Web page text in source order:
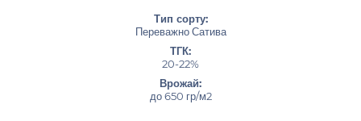
Тип сорту:
Переважно Сатива
ТГК:
20-22%
Врожай:
до 650 гр/м2